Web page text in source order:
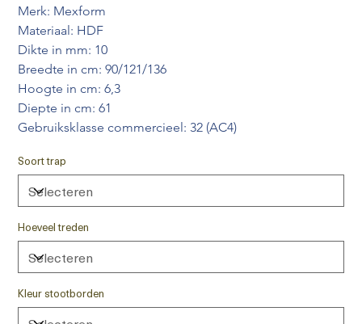
Merk: Mexform
Materiaal: HDF
Dikte in mm: 10
Breedte in cm: 90/121/136
Hoogte in cm: 6,3
Diepte in cm: 61
Gebruiksklasse commercieel: 32 (AC4)
Soort trap
Hoeveel treden
Kleur stootborden